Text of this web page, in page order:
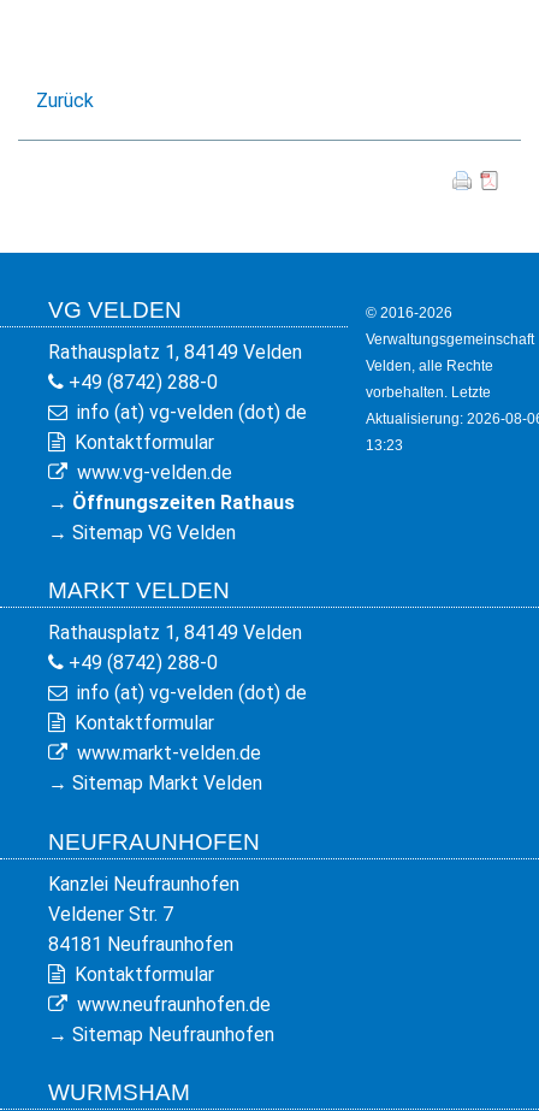
FREIZEIT
Zurück
VG VELDEN
Rathausplatz 1, 84149 Velden
+49 (8742) 288-0
info (at) vg-velden (dot) de
Kontaktformular
www.vg-velden.de
→ Öffnungszeiten Rathaus
→ Sitemap VG Velden
MARKT VELDEN
Rathausplatz 1, 84149 Velden
+49 (8742) 288-0
info (at) vg-velden (dot) de
Kontaktformular
www.markt-velden.de
→ Sitemap Markt Velden
NEUFRAUNHOFEN
Kanzlei Neufraunhofen
Veldener Str. 7
84181 Neufraunhofen
Kontaktformular
www.neufraunhofen.de
→ Sitemap Neufraunhofen
WURMSHAM
© 2016-2026
Verwaltungsgemeinschaft
Velden, alle Rechte
vorbehalten. Letzte
Aktualisierung: 2026-08-
13:23